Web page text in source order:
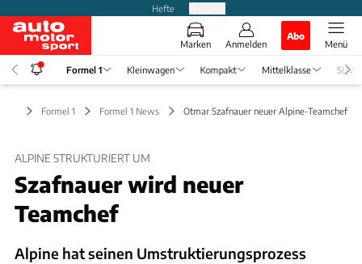
Hefte
Marken Anmelden
Abo
Menü
Formel 1 Kleinwagen Kompakt Mittelklasse SUV
Formel 1 Formel 1 News Otmar Szafnauer neuer Alpine-Teamchef
ALPINE STRUKTURIERT UM
Szafnauer wird neuer
Teamchef
Alpine hat seinen Umstruktierungsprozess